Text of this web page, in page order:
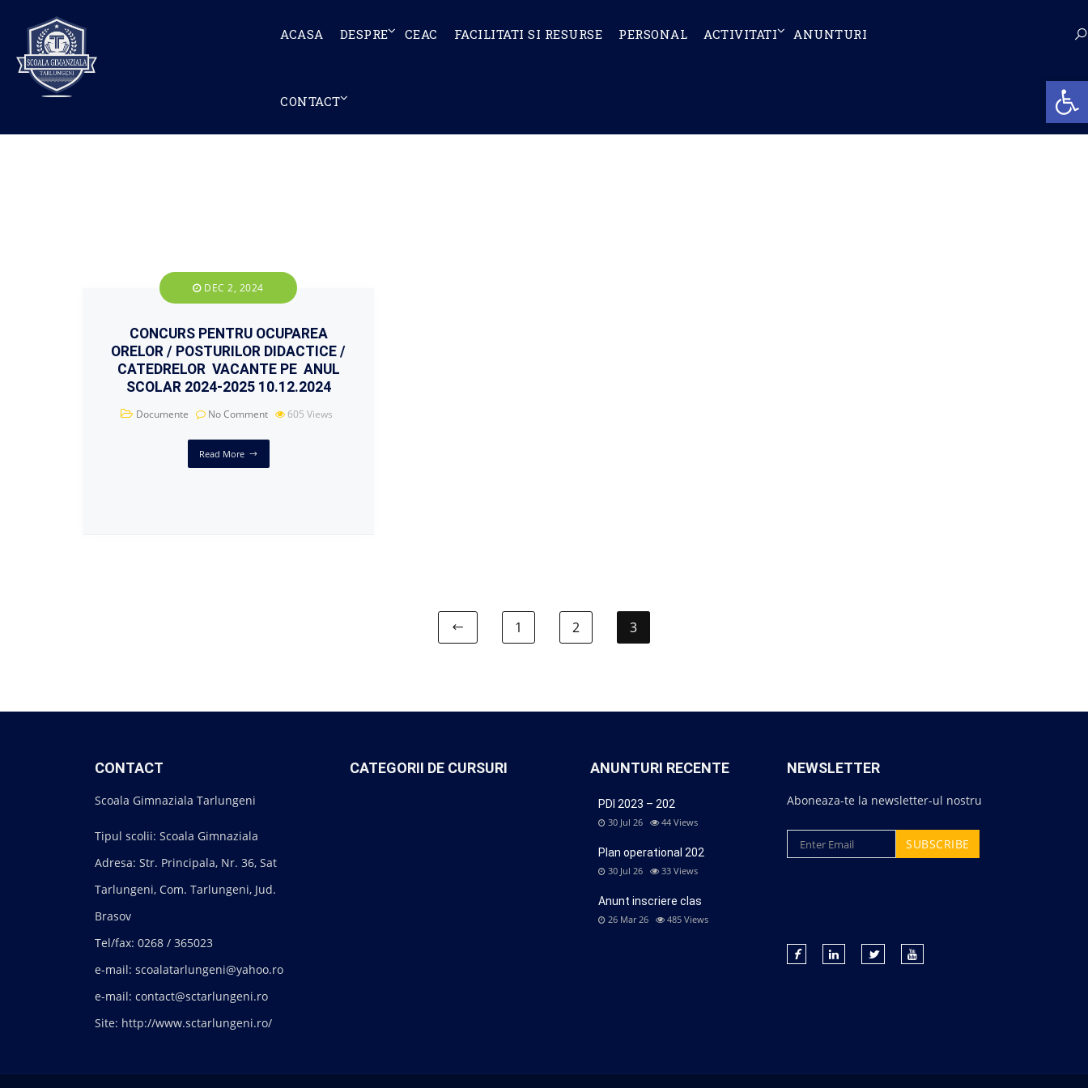
ACASA DESPRE CEAC FACILITATI SI RESURSE PERSONAL ACTIVITATI ANUNTURI
CONTACT
DEC 2, 2024
CONCURS PENTRU OCUPAREA
ORELOR / POSTURILOR DIDACTICE /
CATEDRELOR VACANTE PE ANUL
SCOLAR 2024-2025 10.12.2024
Documente No Comment 605 Views
Read More
1 2 3
CONTACT
Scoala Gimnaziala Tarlungeni
Tipul scolii: Scoala Gimnaziala
Adresa: Str. Principala, Nr. 36, Sat
Tarlungeni, Com. Tarlungeni, Jud.
Brasov
Tel/fax: 0268 / 365023
e-mail: scoalatarlungeni@yahoo.ro
e-mail: contact@sctarlungeni.ro
Site: http://www.sctarlungeni.ro/
CATEGORII DE CURSURI ANUNTURI RECENTE
PDI 2023 – 202
30 Jul 26 44 Views
Plan operational 202
30 Jul 26 33 Views
Anunt inscriere clas
26 Mar 26 485 Views
NEWSLETTER
Aboneaza-te la newsletter-ul nostru